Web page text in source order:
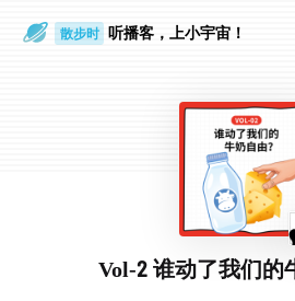
通勤路上 听播客，上小宇宙！
Vol-2 谁动了我们的